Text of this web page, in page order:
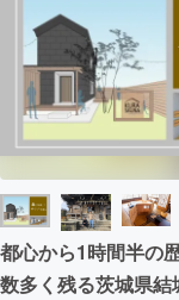
テク
映像・
ビジネ
まちづ
CAMPFIRE
都心から1時間半の
数多く残る茨城県結